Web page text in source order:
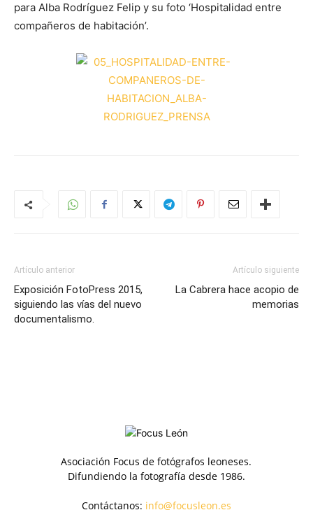
para Alba Rodríguez Felip y su foto ‘Hospitalidad entre
compañeros de habitación’.
Artículo anterior
Exposición FotoPress 2015,
siguiendo las vías del nuevo
documentalismo.
Artículo siguiente
La Cabrera hace acopio de
memorias
Asociación Focus de fotógrafos leoneses.
Difundiendo la fotografía desde 1986.
Contáctanos: info@focusleon.es